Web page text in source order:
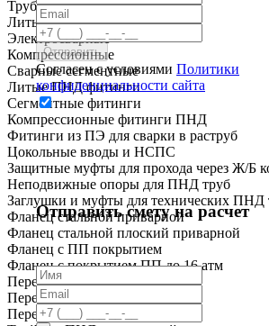
Труба ГОСТ Р МЭК
Литые
Электросварные
Компрессионные
Сварные сегментные
Литые ПНД фитинги
Сегментные фитинги
Компрессионные фитинги ПНД
Фитинги из ПЭ для сварки в раструб
Цокольные вводы и НСПС
Защитные муфты для прохода через Ж/Б
Неподвижные опоры для ПНД труб
Заглушки и муфты для технических ПНД
Фланец стальной приварной
Фланец стальной плоский приварной
Фланец с ПП покрытием
Фланец с покрытием ПП до 16 атм
Переход ПНД короткий
Переход ПНД удлиненный
Переход ПЭ сталь
Согласен с условиями Политики
конфиденциальности сайта
Отправить смету на расчет